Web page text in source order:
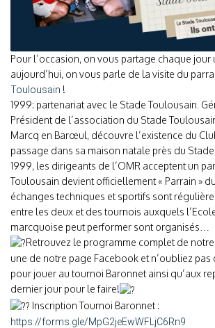
Pour l’occasion, on vous partage chaque jour
aujourd’hui, on vous parle de la visite du
Toulousain !
1999: partenariat avec le Stade Toulousain.
Président de l’association du Stade
Marcq en Barœul, découvre l’existence du
passage dans sa maison natale près du
1999, les dirigeants de l’OMR acceptent un
Toulousain devient officiellement « Parrain »
échanges techniques et sportifs sont
entre les deux et des tournois auxquels
marcquoise peut performer sont organisés…
Retrouvez le programme complet de
une de notre page Facebook et n’oubliez pas
pour jouer au tournoi Baronnet ainsi qu’aux
dernier jour pour le faire!
Inscription Tournoi Baronnet :
https://forms.gle/MpG2jeEwWFLjC6Rn9